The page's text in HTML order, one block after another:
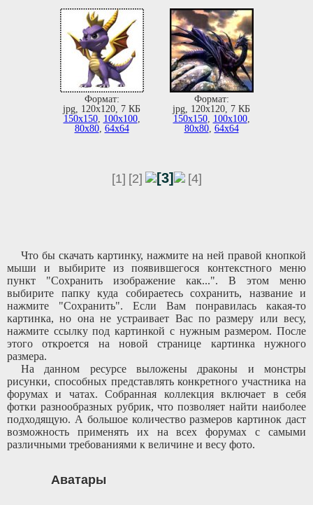
Формат:
jpg, 120х120, 7 КБ
150х150, 100х100,
80х80, 64х64
Формат:
jpg, 120х120, 7 КБ
150х150, 100х100,
80х80, 64х64
[1] [2] [3] [4]
Что бы скачать картинку, нажмите на ней правой кнопкой
мыши и выбирите из появившегося контекстного меню
пункт "Сохранить изображение как...". В этом меню
выбирите папку куда собираетесь сохранить, название и
нажмите "Сохранить". Если Вам понравилась какая-то
картинка, но она не устраивает Вас по размеру или весу,
нажмите ссылку под картинкой с нужным размером. После
этого откроется на новой странице картинка нужного
размера.
На данном ресурсе выложены драконы и монстры
рисунки, способных представлять конкретного участника на
форумах и чатах. Собранная коллекция включает в себя
фотки разнообразных рубрик, что позволяет найти наиболее
подходящую. А большое количество размеров картинок даст
возможность применять их на всех форумах с самыми
различными требованиями к величине и весу фото.
Аватары